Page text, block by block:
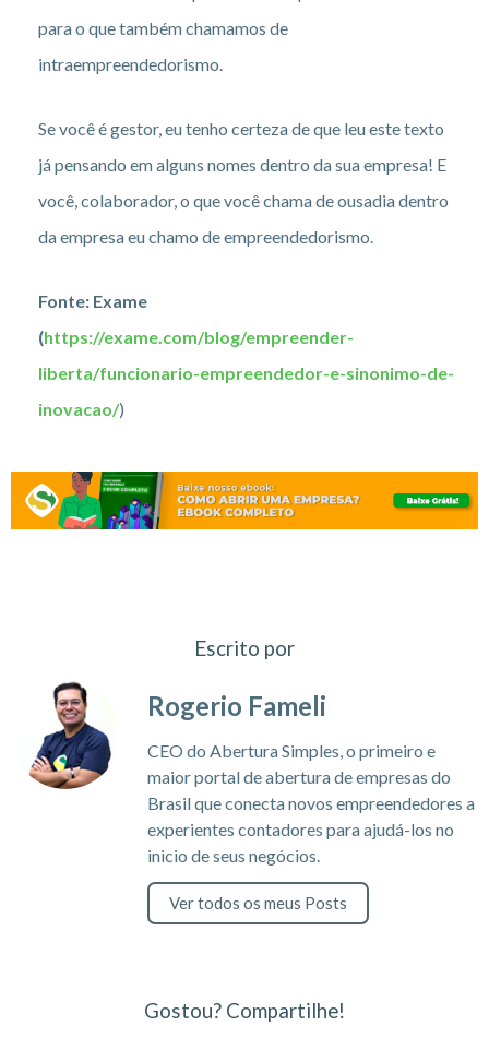
para o que também chamamos de
intraempreendedorismo.
Se você é gestor, eu tenho certeza de que leu este texto
já pensando em alguns nomes dentro da sua empresa! E
você, colaborador, o que você chama de ousadia dentro
da empresa eu chamo de empreendedorismo.
Fonte: Exame
(https://exame.com/blog/empreender-
liberta/funcionario-empreendedor-e-sinonimo-de-
inovacao/)
Escrito por
Rogerio Fameli
CEO do Abertura Simples, o primeiro e
maior portal de abertura de empresas do
Brasil que conecta novos empreendedores a
experientes contadores para ajudá-los no
inicio de seus negócios.
Ver todos os meus Posts
Gostou? Compartilhe!